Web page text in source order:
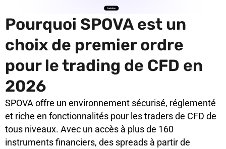
Pourquoi SPOVA est un
choix de premier ordre
pour le trading de CFD en
2026
SPOVA offre un environnement sécurisé, réglementé
et riche en fonctionnalités pour les traders de CFD de
tous niveaux. Avec un accès à plus de 160
instruments financiers, des spreads à partir de